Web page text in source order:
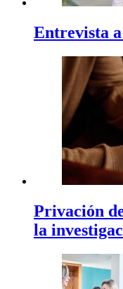
Entrevista
Privación
la